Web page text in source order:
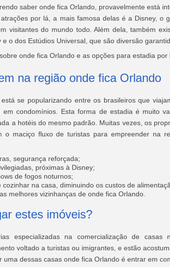
saber onde fica Orlando, provavelmente está
por lá, a mais famosa delas é a Disney, o
visitantes do mundo todo. Além dela, também
e o dos Estúdios Universal, que são diversão
onde fica Orlando e as opções para estadia por
na região onde fica Orlando
se popularizando entre os brasileiros que
em condomínios. Esta forma de estadia é muito
a hotéis do mesmo padrão. Muitas vezes, os
o maciço fluxo de turistas para empreender na
segurança reforçada;
próximas à Disney;
de fogos noturnos;
cozinhar na casa, diminuindo os custos de
melhores vizinhanças de onde fica Orlando.
estes imóveis?
especializadas na comercialização de casas
voltado a turistas ou imigrantes, e estão
uma dessas casas onde fica Orlando é entrar em